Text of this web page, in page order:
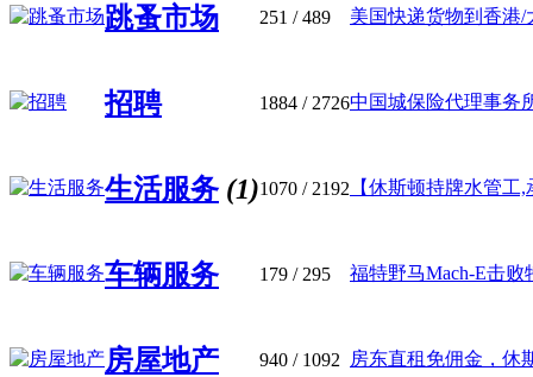
跳蚤市场 251 / 489 美国快递货物到香港/
招聘 1884 / 2726中国城保险代理事务
生活服务 (1)1070 / 2192 【休斯顿持牌水管工
车辆服务 179 / 295 福特野马Mach-E击败
房屋地产 940 / 1092 房东直租免佣金，休